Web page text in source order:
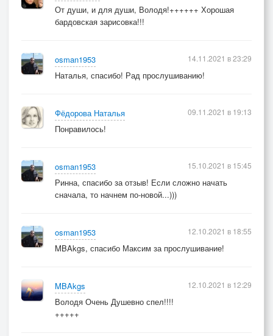
От души, и для души, Володя!++++++ Хорошая
бардовская зарисовка!!!
osman1953
Наталья, спасибо! Рад прослушиванию!
14.11.2021 в 23:29
Фёдорова Наталья
Понравилось!
09.11.2021 в 19:13
osman1953
Ринна, спасибо за отзыв! Если сложно начать
сначала, то начнем по-новой...)))
15.10.2021 в 15:45
osman1953
MBAkgs, спасибо Максим за прослушивание!
12.10.2021 в 18:55
MBAkgs
Володя Очень Душевно спел!!!!
+++++
12.10.2021 в 12:29